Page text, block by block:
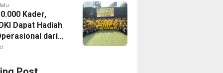
Kader,
Dapat Hadiah
dari